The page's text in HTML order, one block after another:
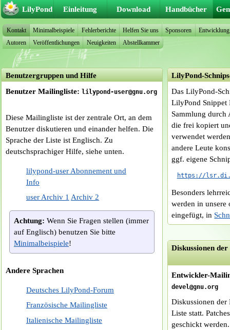
Benutzergruppen und Hilfe
Benutzer Mailingliste: lilypond-user@gnu.org
Diese Mailingliste ist der zentrale Ort, an dem
Benutzer diskutieren und einander helfen. Die
Sprache der Liste ist Englisch. Zu
deutschsprachiger Hilfe, siehe unten.
lilypond-user Abonnement und
Info
user Archiv 1 Archiv 2
Achtung: Wenn Sie Fragen stellen (immer
auf Englisch) benutzen Sie bitte
Minimalbeispiele!
Andere Sprachen
Deutsches LilyPond-Forum
Französische Mailingliste
Italienische Mailingliste
LilyPond-
Das LilyPond-
LilyPond Snippet
Sammlung durch
die frei kopiert
verwendet
andere Leute
ggf. eigene
https://
Besonders
werden in
eingefügt, in
Diskussionen
Entwickler-
devel@gnu.org
Diskussionen
Liste statt.
geschickt werden.
LilyPond Einleitung Download Handbücher
Kontakt Minimalbeispiele Fehlerberichte Helfen Sie uns Sponsoren
Entwicklung
Autoren
Veröffentlichungen Neuigkeiten Abstellkammer